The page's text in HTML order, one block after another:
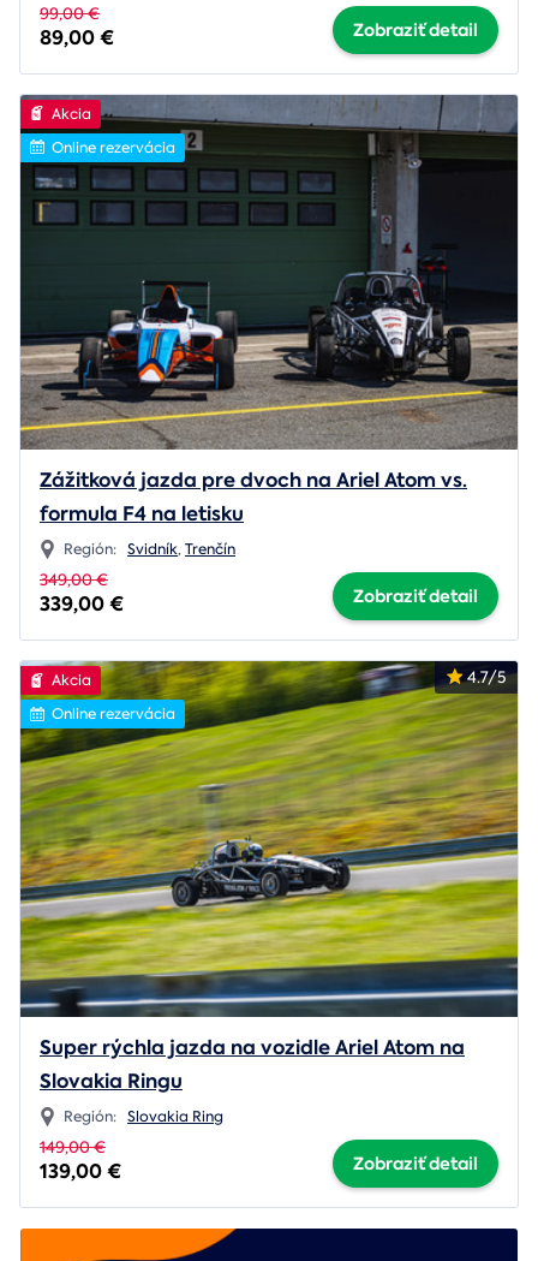
99,00 €
89,00 € Zobraziť detail
Akcia
Online rezervácia
Zážitková jazda pre dvoch na Ariel Atom vs.
formula F4 na letisku
Región: Svidník,Trenčín
349,00 €
339,00 € Zobraziť detail
4.7/5
Akcia
Online rezervácia
Super rýchla jazda na vozidle Ariel Atom na
Slovakia Ringu
Región: Slovakia Ring
149,00 €
139,00 € Zobraziť detail